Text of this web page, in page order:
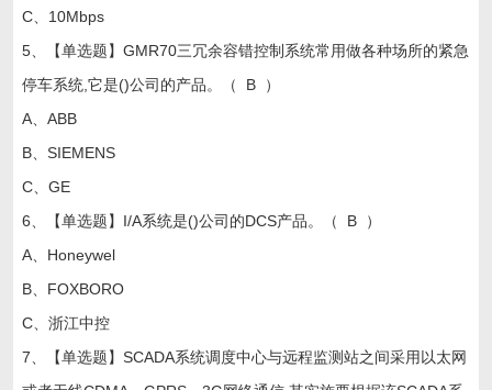
C、10Mbps
5、【单选题】GMR70三冗余容错控制系统常用做各种场所的紧急
停车系统,它是()公司的产品。（ B ）
A、ABB
B、SIEMENS
C、GE
6、【单选题】I/A系统是()公司的DCS产品。（ B ）
A、Honeywel
B、FOXBORO
C、浙江中控
7、【单选题】SCADA系统调度中心与远程监测站之间采用以太网